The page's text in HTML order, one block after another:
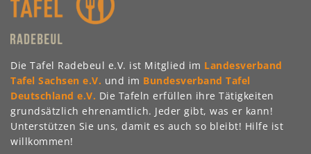
Die Tafel Radebeul e.V. ist Mitglied im Landesverband
Tafel Sachsen e.V. und im Bundesverband Tafel
Deutschland e.V. Die Tafeln erfüllen ihre Tätigkeiten
grundsätzlich ehrenamtlich. Jeder gibt, was er kann!
Unterstützen Sie uns, damit es auch so bleibt! Hilfe ist
willkommen!